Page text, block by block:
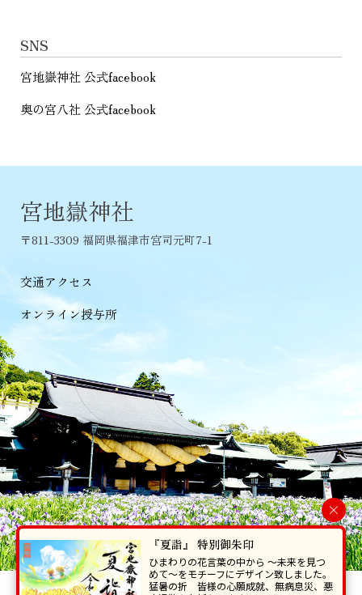
SNS
宮地嶽神社 公式facebook
奥の宮八社 公式facebook
宮地嶽神社
〒811-3309 福岡県福津市宮司元町7-1
交通アクセス
オンライン授与所
当ホームページで掲載の写真・イラスト等を無断で転写･複製することを
×
『夏詣』 特別御朱印
ひまわりの花言葉の中から 〜未来を見つ
めて〜をモチーフにデザイン致しました。
猛暑の折 皆様の心願成就、無病息災、悪